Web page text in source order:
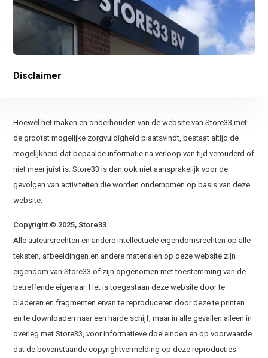
Disclaimer
Hoewel het maken en onderhouden van de website van Store33 met
de grootst mogelijke zorgvuldigheid plaatsvindt, bestaat altijd de
mogelijkheid dat bepaalde informatie na verloop van tijd verouderd of
niet meer juist is. Store33 is dan ook niet aansprakelijk voor de
gevolgen van activiteiten die worden ondernomen op basis van deze
website.
Copyright © 2025, Store33
Alle auteursrechten en andere intellectuele eigendomsrechten op alle
teksten, afbeeldingen en andere materialen op deze website zijn
eigendom van Store33 of zijn opgenomen met toestemming van de
betreffende eigenaar. Het is toegestaan deze website door te
bladeren en fragmenten ervan te reproduceren door deze te printen
en te downloaden naar een harde schijf, maar in alle gevallen alleen in
overleg met Store33, voor informatieve doeleinden en op voorwaarde
dat de bovenstaande copyrightvermelding op deze reproducties